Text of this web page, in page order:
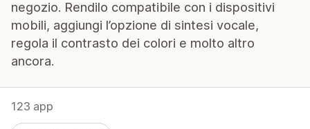
negozio. Rendilo compatibile con i dispositivi
mobili, aggiungi l’opzione di sintesi vocale,
regola il contrasto dei colori e molto altro
ancora.
123 app